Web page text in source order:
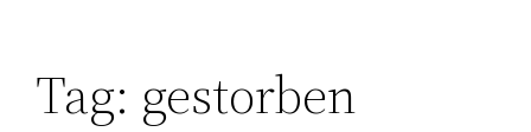
Tag: gestorben